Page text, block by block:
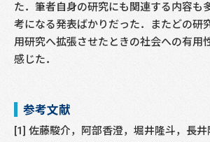
た．筆者自身の研究にも関連する内容も
考になる発表ばかりだった．またどの研
用研究へ拡張させたときの社会への有用
感じた．
参考文献
[1] 佐藤駿介，阿部香澄，堀井隆斗，長